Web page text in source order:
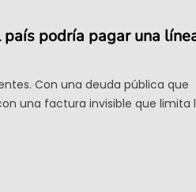
podría pagar una
Con una deuda pública que
una factura invisible que limita